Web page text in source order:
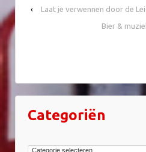
‹
Laat je verwennen door de
Bier &
Categoriën